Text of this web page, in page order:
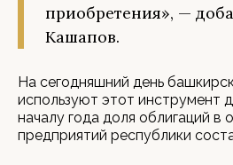
приобретения», —
Кашапов.
На сегодняшний день
используют этот инструмент
началу года доля облигаций
предприятий республики